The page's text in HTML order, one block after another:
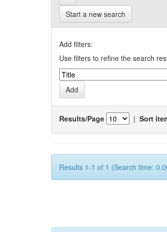
Start a new search
Add filters:
Use filters to refine the search
Results/Page | Sort
Results 1-1 of 1 (Search time: